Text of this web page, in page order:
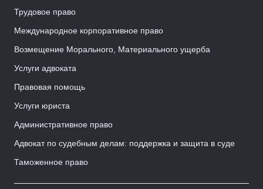
Трудовое право
Международное корпоративное право
Возмещение Морального, Материального ущерба
Услуги адвоката
Правовая помощь
Услуги юриста
Административное право
Адвокат по судебным делам: поддержка и защита в суде
Таможенное право